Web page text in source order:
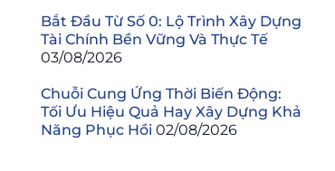
Bắt Đầu Từ Số 0: Lộ Trình Xây Dựng
Tài Chính Bền Vững Và Thực Tế
03/08/2026
Chuỗi Cung Ứng Thời Biến Động:
Tối Ưu Hiệu Quả Hay Xây Dựng Khả
Năng Phục Hồi 02/08/2026